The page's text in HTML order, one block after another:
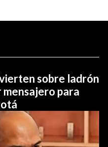
sobre ladrón
mensajero para